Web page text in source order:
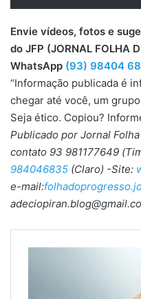
Envie vídeos, fotos e
do JFP (JORNAL FOLHA
WhatsApp (93) 98404
“Informação publicada é
chegar até você, um
Seja ético. Copiou?
Publicado por Jornal
contato 93 981177649
984046835 (Claro) -Site:
e-mail: